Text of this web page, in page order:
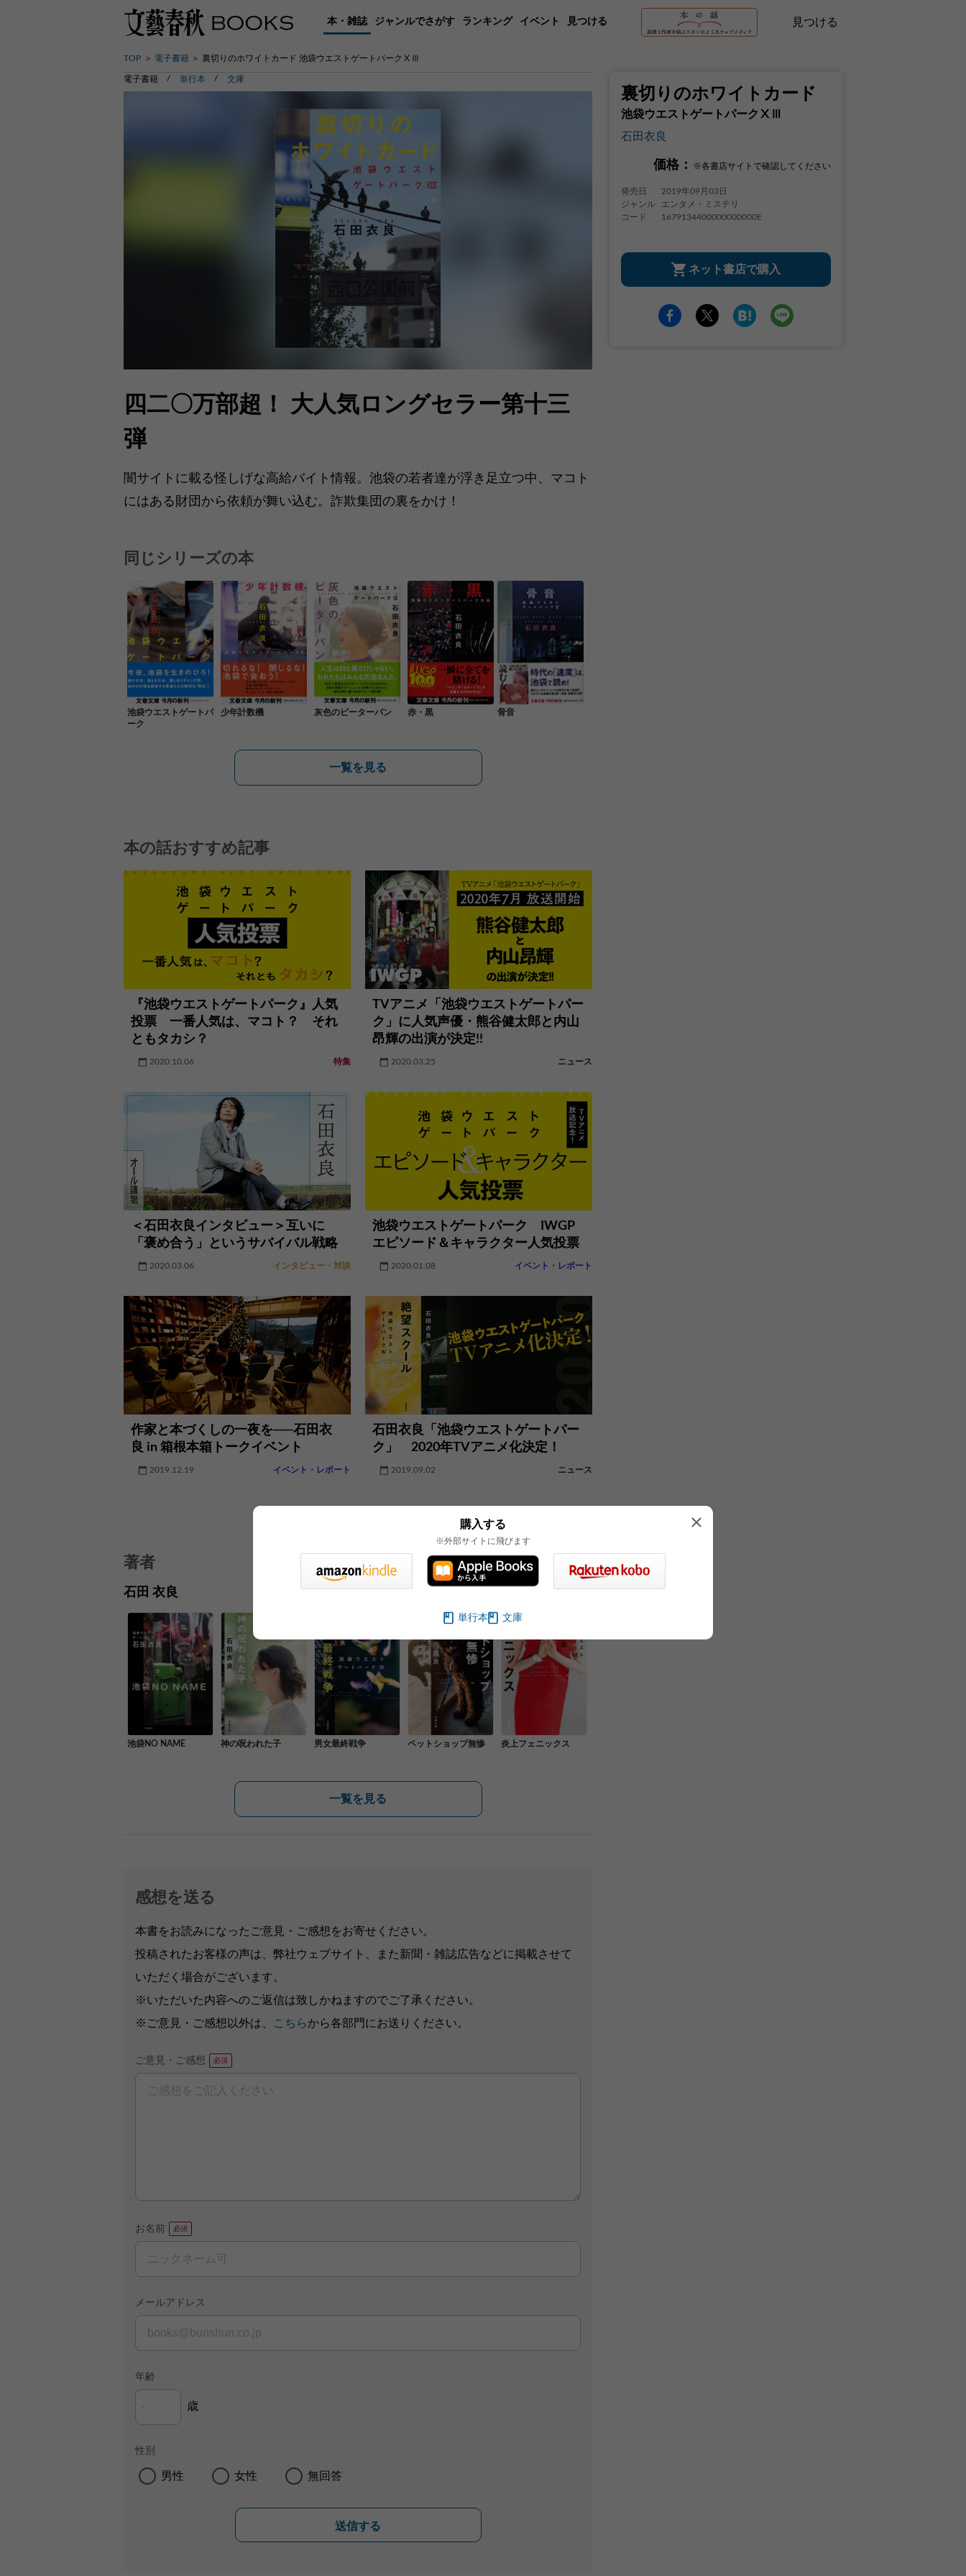
本・雑誌 ジャンルでさがす ランキング イベント 見つける 見つける
TOP 電子書籍 裏切りのホワイトカード 池袋ウエストゲートパークⅩⅢ
裏切りのホワイトカード
池袋ウエストゲートパークⅩⅢ
石田衣良
価格： ※各書店サイトで確認してください
発売日
2019年09月03日
ジャンル
エンタメ・ミステリ
コード
1679134400000000000E
ネット書店で購入
電子書籍 単行本 文庫
四二〇万部超！ 大人気ロングセラー第十三
弾
闇サイトに載る怪しげな高給バイト情報。池袋の若者達が浮き足立つ中、マコト
にはある財団から依頼が舞い込む。詐欺集団の裏をかけ！
同じシリーズの本
池袋ウエストゲートパ
ーク
少年計数機 灰色のピーターパン 赤・黒 骨音
一覧を見る
本の話おすすめ記事
『池袋ウエストゲートパーク』人気
投票 一番人気は、マコト？ それ
ともタカシ？
2020.10.06 特集
TVアニメ「池袋ウエストゲートパー
ク」に人気声優・熊谷健太郎と内山
昂輝の出演が決定!!
2020.03.25 ニュース
＜石田衣良インタビュー＞互いに
「褒め合う」というサバイバル戦略
2020.03.06 インタビュー・対談
池袋ウエストゲートパーク IWGP
エピソード＆キャラクター人気投票
2020.01.08 イベント・レポート
作家と本づくしの一夜を──石田衣
良 in 箱根本箱トークイベント
2019.12.19 イベント・レポート
石田衣良「池袋ウエストゲートパー
ク」 2020年TVアニメ化決定！
2019.09.02 ニュース
著者
石田 衣良
池袋NO NAME 神の呪われた子 男女最終戦争 ペットショップ無惨 炎上フェニックス
一覧を見る
感想を送る
本書をお読みになったご意見・ご感想をお寄せください。
投稿されたお客様の声は、弊社ウェブサイト、また新聞・雑誌広告などに掲載させて
いただく場合がございます。
※いただいた内容へのご返信は致しかねますのでご了承ください。
※ご意見・ご感想以外は、
こちらから各部門にお送りください。
ご意見・ご感想
お名前
メールアドレス
年齢
歳
性別
男性 女性 無回答
送信する
購入する
※外部サイトに飛びます
単行本 文庫